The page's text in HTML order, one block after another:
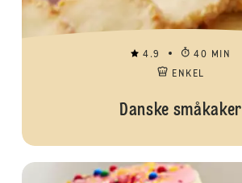
4.9
40 MIN
ENKEL
Danske småkaker